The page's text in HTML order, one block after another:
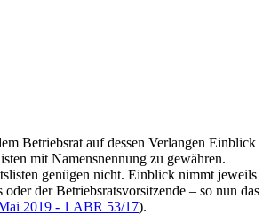
Betriebsrat auf dessen Verlangen Einblick
mit Namensnennung zu gewähren.
genügen nicht. Einblick nimmt jeweils
oder der Betriebsratsvorsitzende – so nun das
2019 - 1 ABR 53/17).